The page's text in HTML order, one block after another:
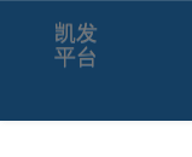
凯发
平台